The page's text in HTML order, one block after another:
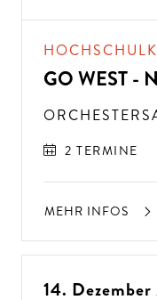
GO WEST -
2 TERMINE
MEHR INFOS
14.